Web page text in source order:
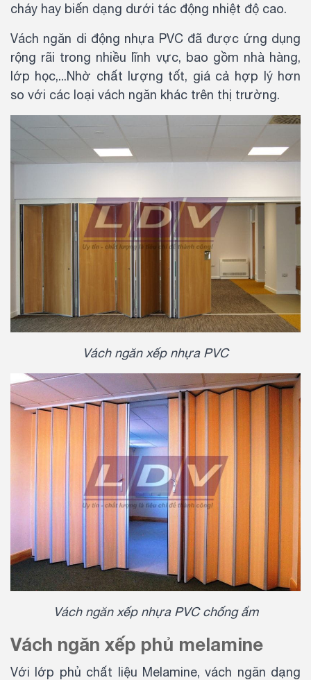
cháy hay biến dạng dưới tác động nhiệt độ cao.
Vách ngăn di động nhựa PVC đã được ứng dụng
rộng rãi trong nhiều lĩnh vực, bao gồm nhà hàng,
lớp học,...Nhờ chất lượng tốt, giá cả hợp lý hơn
so với các loại vách ngăn khác trên thị trường.
Vách ngăn xếp nhựa PVC
Vách ngăn xếp nhựa PVC chống ẩm
Vách ngăn xếp phủ melamine
Với lớp phủ chất liệu Melamine, vách ngăn dạng